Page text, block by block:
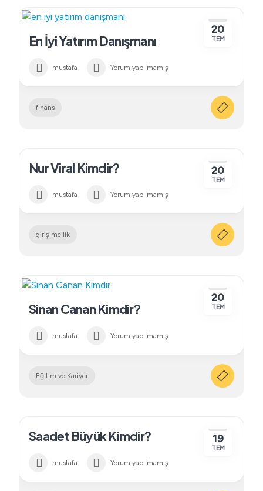
20
TEM
En İyi Yatırım Danışmanı
mustafa Yorum yapılmamış
finans
20
TEM
Nur Viral Kimdir?
mustafa Yorum yapılmamış
girişimcilik
20
TEM
Sinan Canan Kimdir?
mustafa Yorum yapılmamış
Eğitim ve Kariyer
19
TEM
Saadet Büyük Kimdir?
mustafa Yorum yapılmamış